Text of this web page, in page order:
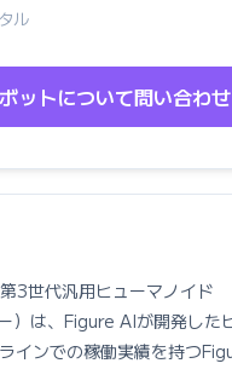
ル
ットについて問い合わ
3世代汎用ヒューマノイド
）は、Figure AIが開発した
インでの稼働実績を持つ